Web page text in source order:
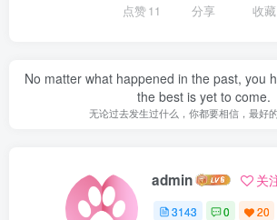
点赞11 分享 收藏
No matter what happened in the past, you
the best is yet to come.
无论过去发生过什么，你都要相信，最好
admin 关
3143 0 20